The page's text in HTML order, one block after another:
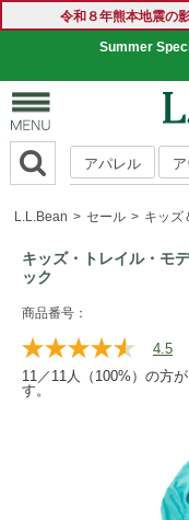
令和８年熊本地震の
Summer
アパレル
L.L.Bean セール キッズ
キッズ・トレイル・モ
ック
https://
outer/wind-
rain/g/P122004.html
商品番号：
4.5
11／11人（100%）の方
す。